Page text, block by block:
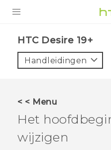
VIVE
AANBIEDINGEN
‎HTC Desire 19+‎‎
Handleidingen
< < Menu
Het
wijzigen